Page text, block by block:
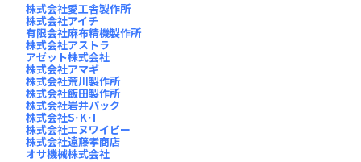
株式会社愛工舎製作所
株式会社アイチ
有限会社麻布精機製作所
株式会社アストラ
アゼット株式会社
株式会社アマギ
株式会社荒川製作所
株式会社飯田製作所
株式会社岩井パック
株式会社S･K･I
株式会社エヌワイビー
株式会社遠藤孝商店
オサ機械株式会社